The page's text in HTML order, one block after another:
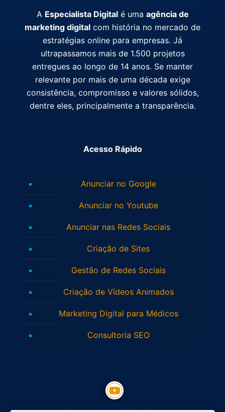
A Especialista Digitalé uma agência de
marketing digital com história no mercado de
estratégias online para empresas. Já
ultrapassamos mais de 1.500 projetos
entregues ao longo de 14 anos. Se manter
relevante por mais de uma década exige
consistência, compromisso e valores sólidos,
dentre eles, principalmente a transparência.
Acesso Rápido
Anunciar no Google
Anunciar no Youtube
Anunciar nas Redes Sociais
Criação de Sites
Gestão de Redes Sociais
Criação de Vídeos Animados
Marketing Digital para Médicos
Consultoria SEO